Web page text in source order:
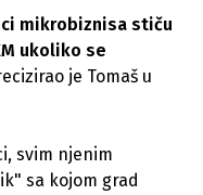
mikrobiznisa stiču
ukoliko se
je Tomaš u
svim njenim
sa kojom grad